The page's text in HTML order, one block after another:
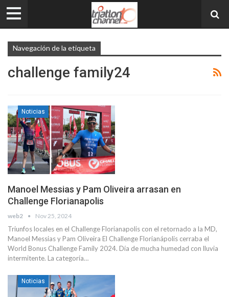
Navegación de la etiqueta
challenge family24
Noticias
Manoel Messias y Pam Oliveira arrasan en
Challenge Florianapolis
web2 Nov 25, 2024
Triunfos locales en el Challenge Florianapolis con el retornado a la MD,
Manoel Messias y Pam Oliveira El Challenge Florianápolis cerraba el
World Bonus Challenge Family 2024. Día de mucha humedad con lluvia
intermitente. La categoría…
Noticias